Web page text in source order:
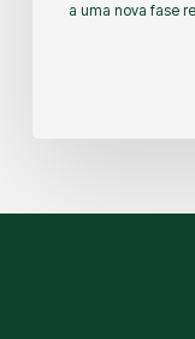
a uma nova fase